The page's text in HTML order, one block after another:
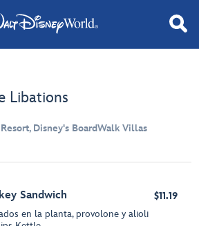
Libations
Disney's BoardWalk Villas
Sandwich
en la planta, provolone y alioli
$11.19